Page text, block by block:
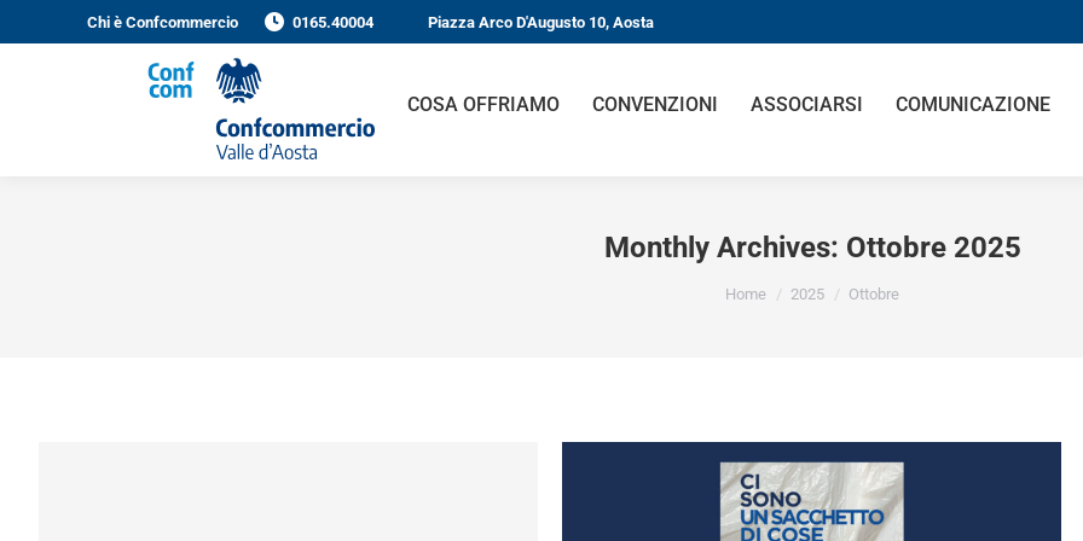
Chi è Confcommercio 0165.40004 Piazza Arco D'Augusto 10, Aosta
COSA OFFRIAMO CONVENZIONI ASSOCIARSI COMUNICAZIONE
Monthly Archives: Ottobre 2025
Home 2025 Ottobre